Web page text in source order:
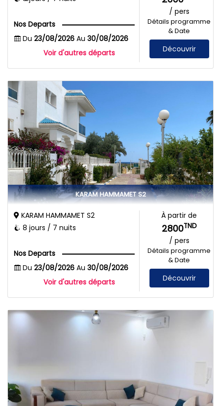
Nos Departs
Du 23/08/2026 Au 30/08/2026
Voir d'autres départs
/ pers
Détails programme
& Date
Découvrir
KARAM HAMMAMET S2
KARAM HAMMAMET S2
8 jours / 7 nuits
Nos Departs
Du 23/08/2026 Au 30/08/2026
Voir d'autres départs
À partir de
2800TND
/ pers
Détails programme
& Date
Découvrir